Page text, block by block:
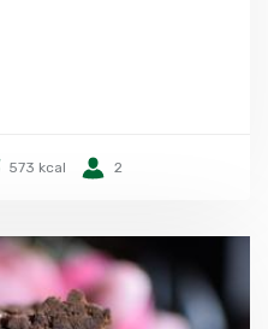
573 kcal 2